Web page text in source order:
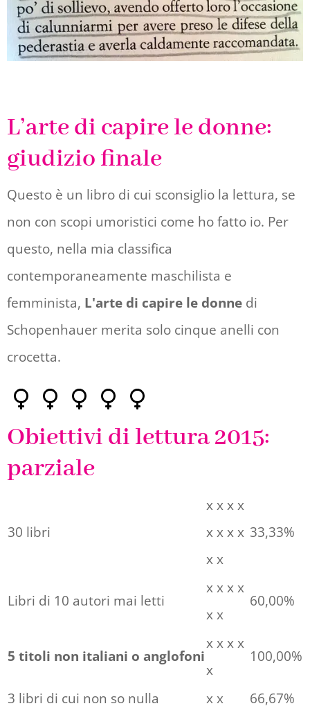
L’arte di capire le donne:
giudizio finale
Questo è un libro di cui sconsiglio la lettura, se
non con scopi umoristici come ho fatto io. Per
questo, nella mia classifica
contemporaneamente maschilista e
femminista, L'arte di capire le donne di
Schopenhauer merita solo cinque anelli con
crocetta.
Obiettivi di lettura 2015:
parziale
30 libri
x x x x
x x x x
x x
33,33%
Libri di 10 autori mai letti
x x x x
x x
60,00%
5 titoli non italiani o anglofoni
x x x x
x
100,00%
3 libri di cui non so nulla x x 66,67%